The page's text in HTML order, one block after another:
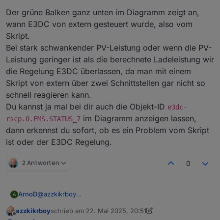
Der grüne Balken ganz unten im Diagramm zeigt an,
wann E3DC von extern gesteuert wurde, also vom
Skript.
Bei stark schwankender PV-Leistung oder wenn die PV-
Leistung geringer ist als die berechnete Ladeleistung wir
die Regelung E3DC überlassen, da man mit einem
Skript von extern über zwei Schnittstellen gar nicht so
schnell reagieren kann.
Du kannst ja mal bei dir auch die Objekt-ID e3dc-
rscp.0.EMS.STATUS_7 im Diagramm anzeigen lassen,
dann erkennst du sofort, ob es ein Problem vom Skript
ist oder der E3DC Regelung.
2 Antworten 0
A ArnoD@azzkikrboy
SoC sich ändert oder nach Ablauf von höchstens 5
Der grüne Balken ganz unten im Diagramm zeigt an,
Offline
azzkikrboyschrieb am 22. Mai 2025, 20:51
zuletzt editiert von azzkikrboy